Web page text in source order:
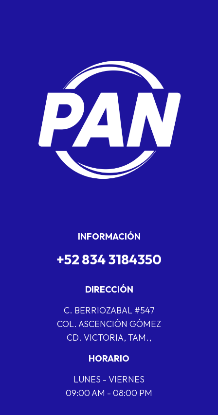
INFORMACIÓN
+52 834 3184350
DIRECCIÓN
C. BERRIOZABAL #547
COL. ASCENCIÓN GÓMEZ
CD. VICTORIA, TAM.,
HORARIO
LUNES - VIERNES
09:00 AM - 08:00 PM